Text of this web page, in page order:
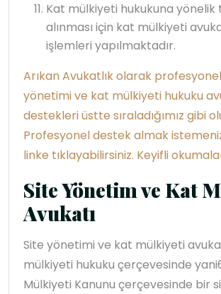
Kat mülkiyeti hukukuna yönelik
alınması için kat mülkiyeti
işlemleri yapılmaktadır.
Arıkan Avukatlık olarak
yönetimi ve kat mülkiyeti hukuku
destekleri üstte sıraladığımız gibi
Profesyonel destek almak
linke tıklayabilirsiniz. Keyifli
Site Yönetim ve Kat
Avukatı
Site yönetimi ve kat mülkiyeti
mülkiyeti hukuku çerçevesinde
Mülkiyeti Kanunu çerçevesinde bir